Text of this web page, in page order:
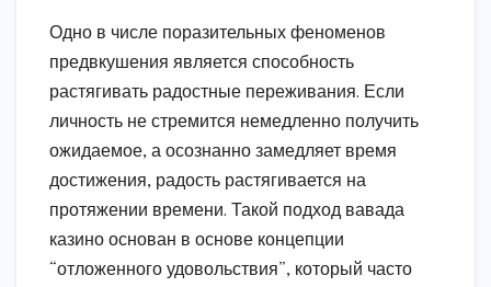
Одно в числе поразительных феноменов
предвкушения является способность
растягивать радостные переживания. Если
личность не стремится немедленно получить
ожидаемое, а осознанно замедляет время
достижения, радость растягивается на
протяжении времени. Такой подход вавада
казино основан в основе концепции
“отложенного удовольствия”, который часто